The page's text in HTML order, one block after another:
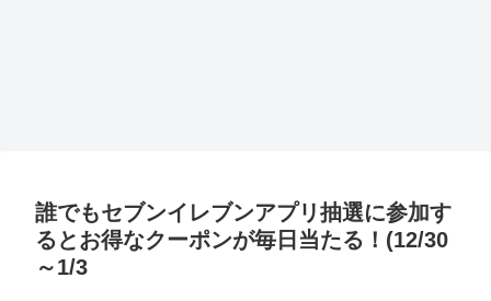
誰でもセブンイレブンアプリ抽選に参加す
るとお得なクーポンが毎日当たる！(12/30
～1/3